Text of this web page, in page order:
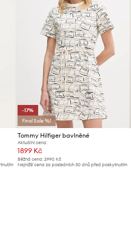
-17%
Final Sale %!
Tommy Hilfiger bavlněné
Aktuální cena:
1899 Kč
Běžná cena:2990 Kč
Nejnižší cena za posledních 30 dnů před poskytnutím